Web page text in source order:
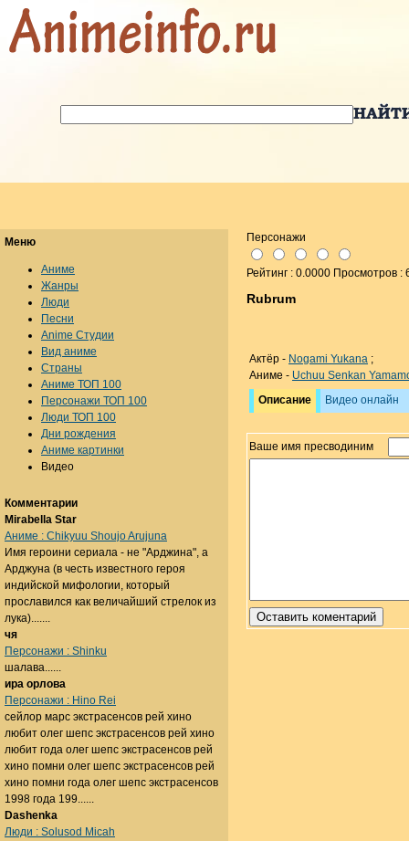
Персонажи
Рейтинг : 0.0000 Просмотров :
Rubrum
Актёр - Nogami Yukana ;
Аниме - Uchuu Senkan
Описание
Видео онлайн
Ваше имя пресводиним
Меню
Аниме
Жанры
Люди
Песни
Anime Студии
Вид аниме
Страны
Аниме ТОП 100
Персонажи ТОП 100
Люди ТОП 100
Дни рождения
Аниме картинки
Видео
Комментарии
Mirabella Star
Аниме : Chikyuu Shoujo Arujuna
Имя героини сериала - не "Арджина", а
Арджуна (в честь известного героя
индийской мифологии, который
прославился как величайший стрелок из
лука).......
чя
Персонажи : Shinku
шалава......
ира орлова
Персонажи : Hino Rei
сейлор марс экстрасенсов рей хино
любит олег шепс экстрасенсов рей хино
любит года олег шепс экстрасенсов рей
хино помни олег шепс экстрасенсов рей
хино помни года олег шепс экстрасенсов
1998 года 199......
Dashenka
Люди : Solusod Micah